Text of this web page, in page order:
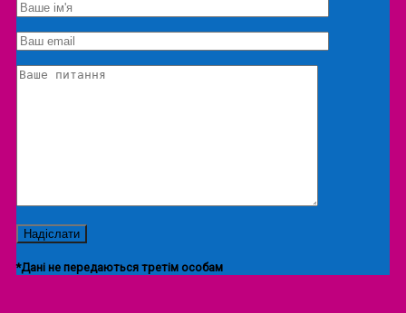
Екскурсія/локація
*Дані не передаються третім особам